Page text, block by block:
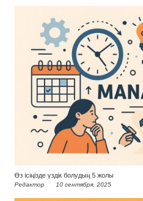
Өз ісіңізде үздік болудың 5 жолы
Редактор 10 сентября, 2025